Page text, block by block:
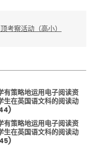
考察活动（高小）
有策略地运用电子阅读资
生在英国语文科的阅读动
)
有策略地运用电子阅读资
生在英国语文科的阅读动
)